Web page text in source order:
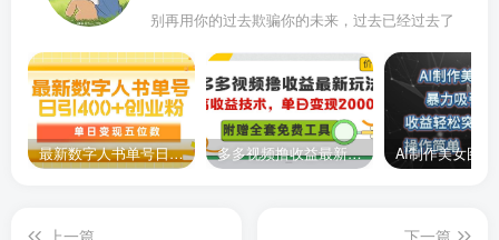
拉布布动态壁纸(高热流量，适合起号，转化稳定)(1).mp4
苹果手机动态壁纸设置流程(1).mp4
CC模板生成与发(1).mp4
别再用你的过去欺骗你的未来，过去已经过去了
最新数字人书单号日400+创业粉，单日变现五位数，市面卖5980附软件和详… 多多视频撸收益最新玩法，高收益技术，单日变现2000+，附赠全套技术资料
上一篇
下一篇